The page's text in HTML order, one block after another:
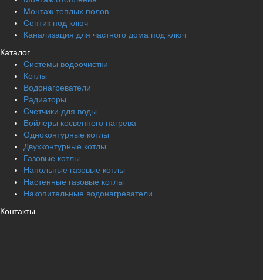
Монтаж теплых полов
Септик под ключ
Канализация для частного дома под ключ
Каталог
Системы водоочистки
Котлы
Водонагреватели
Радиаторы
Cчетчики для воды
Бойлеры косвенного нагрева
Одноконтурные котлы
Двухконтурные котлы
Газовые котлы
Напольные газовые котлы
Настенные газовые котлы
Накопительные водонагреватели
Контакты